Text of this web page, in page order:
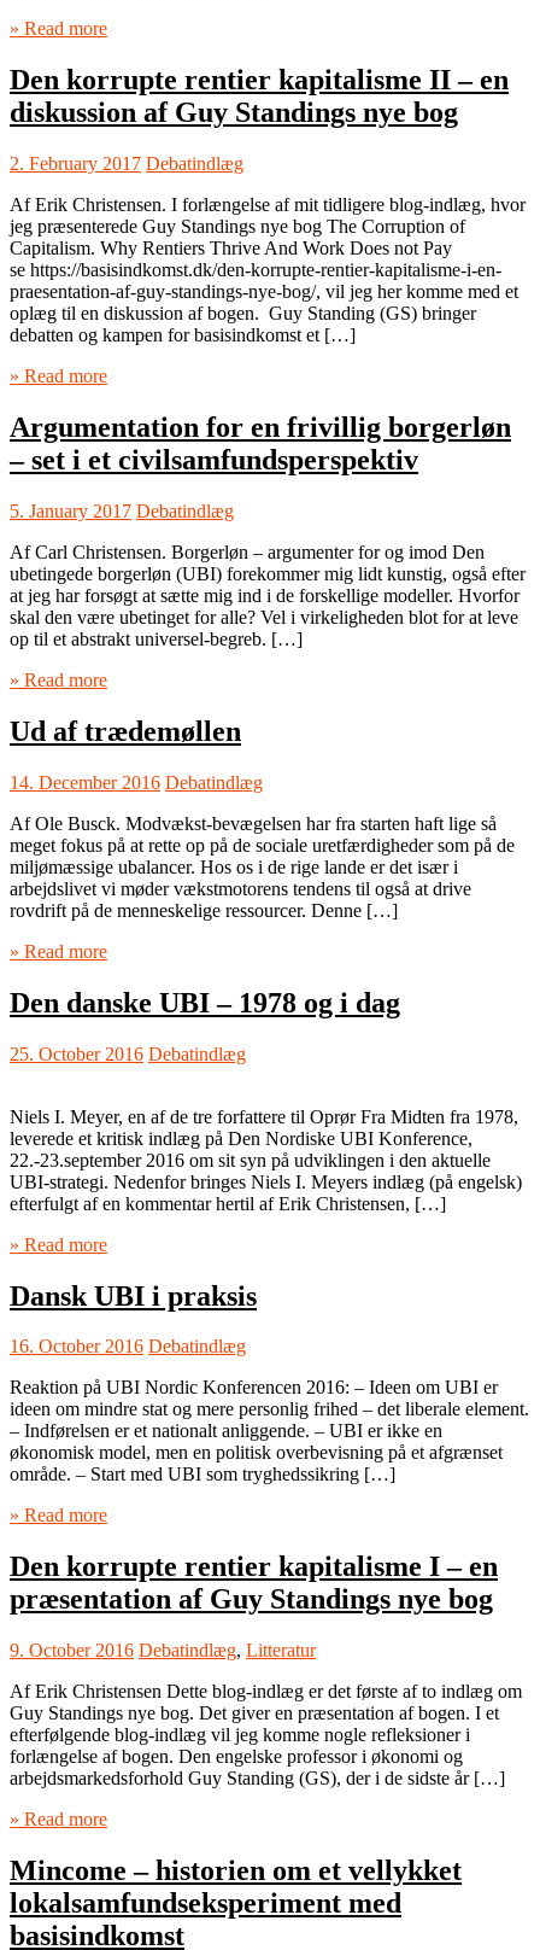
» Read more
Den korrupte rentier kapitalisme II – en
diskussion af Guy Standings nye bog
2. February 2017 Debatindlæg
Af Erik Christensen. I forlængelse af mit tidligere blog-indlæg, hvor
jeg præsenterede Guy Standings nye bog The Corruption of
Capitalism. Why Rentiers Thrive And Work Does not Pay
se https://basisindkomst.dk/den-korrupte-rentier-kapitalisme-i-en-
praesentation-af-guy-standings-nye-bog/, vil jeg her komme med et
oplæg til en diskussion af bogen. Guy Standing (GS) bringer
debatten og kampen for basisindkomst et […]
» Read more
Argumentation for en frivillig borgerløn
– set i et civilsamfundsperspektiv
5. January 2017 Debatindlæg
Af Carl Christensen. Borgerløn – argumenter for og imod Den
ubetingede borgerløn (UBI) forekommer mig lidt kunstig, også efter
at jeg har forsøgt at sætte mig ind i de forskellige modeller. Hvorfor
skal den være ubetinget for alle? Vel i virkeligheden blot for at leve
op til et abstrakt universel-begreb. […]
» Read more
Ud af trædemøllen
14. December 2016 Debatindlæg
Af Ole Busck. Modvækst-bevægelsen har fra starten haft lige så
meget fokus på at rette op på de sociale uretfærdigheder som på de
miljømæssige ubalancer. Hos os i de rige lande er det især i
arbejdslivet vi møder vækstmotorens tendens til også at drive
rovdrift på de menneskelige ressourcer. Denne […]
» Read more
Den danske UBI – 1978 og i dag
25. October 2016 Debatindlæg
Niels I. Meyer, en af de tre forfattere til Oprør Fra Midten fra 1978,
leverede et kritisk indlæg på Den Nordiske UBI Konference,
22.-23.september 2016 om sit syn på udviklingen i den aktuelle
UBI-strategi. Nedenfor bringes Niels I. Meyers indlæg (på engelsk)
efterfulgt af en kommentar hertil af Erik Christensen, […]
» Read more
Dansk UBI i praksis
16. October 2016 Debatindlæg
Reaktion på UBI Nordic Konferencen 2016: – Ideen om UBI er
ideen om mindre stat og mere personlig frihed – det liberale element.
– Indførelsen er et nationalt anliggende. – UBI er ikke en
økonomisk model, men en politisk overbevisning på et afgrænset
område. – Start med UBI som tryghedssikring […]
» Read more
Den korrupte rentier kapitalisme I – en
præsentation af Guy Standings nye bog
9. October 2016 Debatindlæg, Litteratur
Af Erik Christensen Dette blog-indlæg er det første af to indlæg om
Guy Standings nye bog. Det giver en præsentation af bogen. I et
efterfølgende blog-indlæg vil jeg komme nogle refleksioner i
forlængelse af bogen. Den engelske professor i økonomi og
arbejdsmarkedsforhold Guy Standing (GS), der i de sidste år […]
» Read more
Mincome – historien om et vellykket
lokalsamfundseksperiment med
basisindkomst